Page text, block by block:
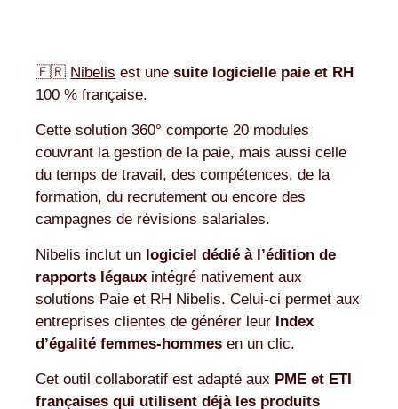
🇫🇷 Nibelis est unesuite logicielle paie et RH
100 % française.
Cette solution 360° comporte 20 modules
couvrant la gestion de la paie, mais aussi celle
du temps de travail, des compétences, de la
formation, du recrutement ou encore des
campagnes de révisions salariales.
Nibelis inclut un logiciel dédié à l’édition de
rapports légaux intégré nativement aux
solutions Paie et RH Nibelis. Celui-ci permet aux
entreprises clientes de générer leur Index
d’égalité femmes-hommes en un clic.
Cet outil collaboratif est adapté aux PME et ETI
françaises qui utilisent déjà les produits